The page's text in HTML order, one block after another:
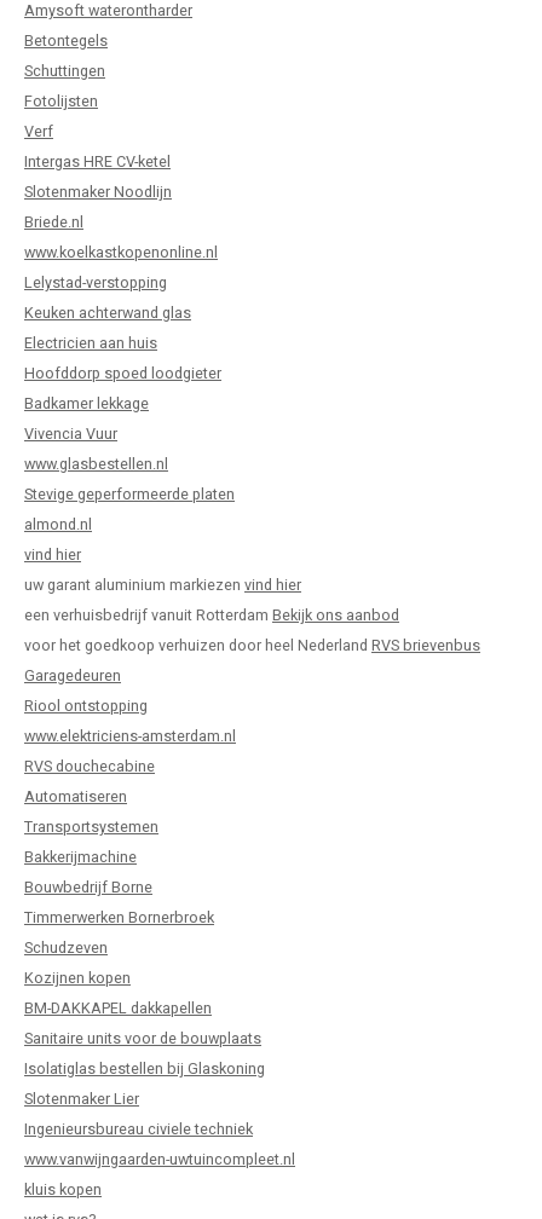
Amysoft waterontharder
Betontegels
Schuttingen
Fotolijsten
Verf
Intergas HRE CV-ketel
Slotenmaker Noodlijn
Briede.nl
www.koelkastkopenonline.nl
Lelystad-verstopping
Keuken achterwand glas
Electricien aan huis
Hoofddorp spoed loodgieter
Badkamer lekkage
Vivencia Vuur
www.glasbestellen.nl
Stevige geperformeerde platen
almond.nl
vind hier
uw garant aluminium markiezen vind hier
een verhuisbedrijf vanuit Rotterdam Bekijk ons aanbod
voor het goedkoop verhuizen door heel Nederland RVS brievenbus
Garagedeuren
Riool ontstopping
www.elektriciens-amsterdam.nl
RVS douchecabine
Automatiseren
Transportsystemen
Bakkerijmachine
Bouwbedrijf Borne
Timmerwerken Bornerbroek
Schudzeven
Kozijnen kopen
BM-DAKKAPEL dakkapellen
Sanitaire units voor de bouwplaats
Isolatiglas bestellen bij Glaskoning
Slotenmaker Lier
Ingenieursbureau civiele techniek
www.vanwijngaarden-uwtuincompleet.nl
kluis kopen